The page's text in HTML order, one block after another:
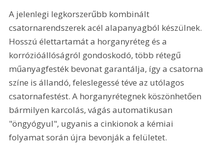
A jelenlegi legkorszerűbb kombinált
csatornarendszerek acél alapanyagból készülnek.
Hosszú élettartamát a horganyréteg és a
korrózióállóságról gondoskodó, több rétegű
műanyagfesték bevonat garantálja, így a csatorna
színe is állandó, feleslegessé téve az utólagos
csatornafestést. A horganyrétegnek köszönhetően
bármilyen karcolás, vágás automatikusan
"öngyógyul", ugyanis a cinkionok a kémiai
folyamat során újra bevonják a felületet.